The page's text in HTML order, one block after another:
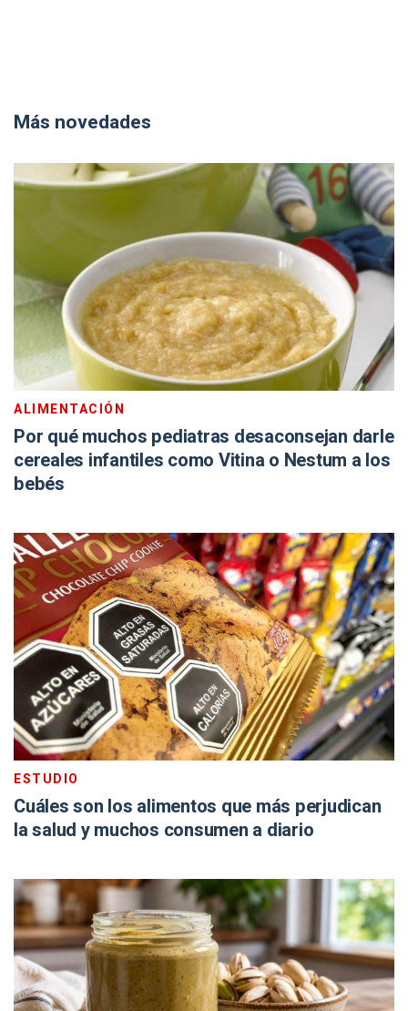
Más novedades
ALIMENTACIÓN
Por qué muchos pediatras desaconsejan darle
cereales infantiles como Vitina o Nestum a los
bebés
ESTUDIO
Cuáles son los alimentos que más perjudican
la salud y muchos consumen a diario